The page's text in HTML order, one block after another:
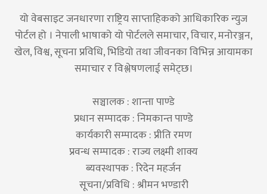
यो वेबसाइट जनधारणा राष्ट्रिय साप्ताहिकको आधिकारिक न्युज
पोर्टल हो । नेपाली भाषाको यो पोर्टलले समाचार, विचार, मनोरञ्जन,
खेल, विश्व, सूचना प्रविधि, भिडियो तथा जीवनका विभिन्न आयामका
समाचार र विश्लेषणलाई समेट्छ।
सञ्चालक : शान्ता पाण्डे
प्रधान सम्पादक : निमकान्त पाण्डे
कार्यकारी सम्पादक : प्रीति रमण
प्रवन्ध सम्पादक : राज्य लक्ष्मी शाक्य
ब्यवस्थापक : रिदेन महर्जन
सूचना/प्रविधि : श्रीमन भण्डारी